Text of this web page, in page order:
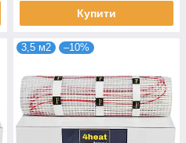
Купити
3,5 м2 –10%